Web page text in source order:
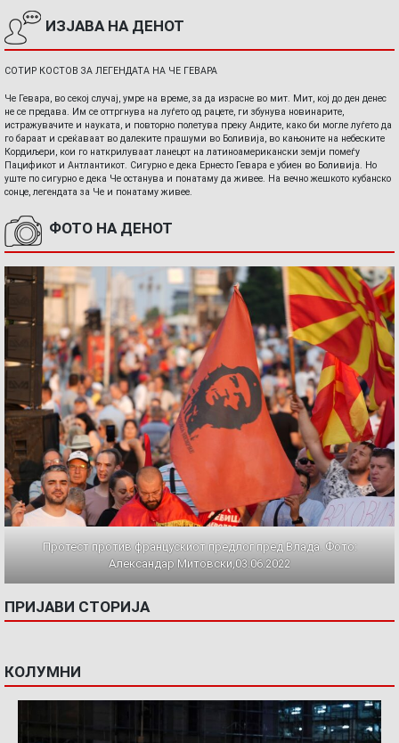
ИЗЈАВА НА ДЕНОТ
СОТИР КОСТОВ ЗА ЛЕГЕНДАТА НА ЧЕ ГЕВАРА
Че Гевара, во секој случај, умре на време, за да израсне во мит. Мит, кој до ден денес
не се предава. Им се оттргнува на луѓето од рацете, ги збунува новинарите,
истражувачите и науката, и повторно полетува преку Андите, како би могле луѓето да
го бараат и среќаваат во далеките прашуми во Боливија, во кањоните на небеските
Кордиљери, кои го наткрилуваат ланецот на латиноамерикански земји помеѓу
Пацификот и Антлантикот. Сигурно е дека Ернесто Гевара е убиен во Боливија. Но
уште по сигурно е дека Че останува и понатаму да живее. На вечно жешкото кубанско
сонце, легендата за Че и понатаму живее.
ФОТО НА ДЕНОТ
Протест против францускиот предлог пред Влада. Фото:
Александар Митовски,03.06.2022
ПРИЈАВИ СТОРИЈА
КОЛУМНИ